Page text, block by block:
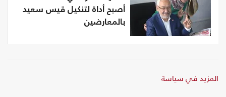
أصبح أداة لتنكيل قيس سعيد
بالمعارضين
المزيد في سياسة